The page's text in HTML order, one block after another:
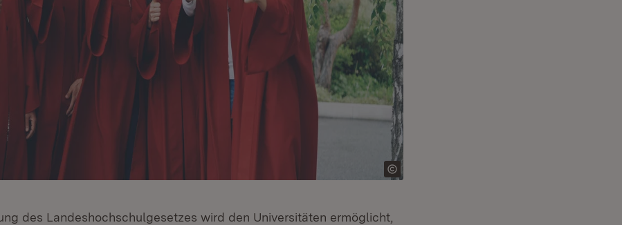
des Landeshochschulgesetzes wird den Universitäten ermöglicht,